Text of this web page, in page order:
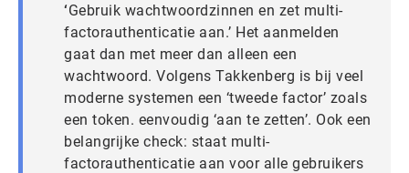
‘Gebruik wachtwoordzinnen en zet multi-
factorauthenticatie aan.’ Het aanmelden
gaat dan met meer dan alleen een
wachtwoord. Volgens Takkenberg is bij veel
moderne systemen een ‘tweede factor’ zoals
een token. eenvoudig ‘aan te zetten’. Ook een
belangrijke check: staat multi-
factorauthenticatie aan voor alle gebruikers